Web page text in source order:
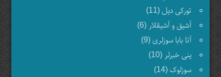
تورکی دیل (11)
آشیق و آشیقلار (6)
آتا بابا سوزلری (9)
ینی خبرلر (10)
سوزلوک (14)